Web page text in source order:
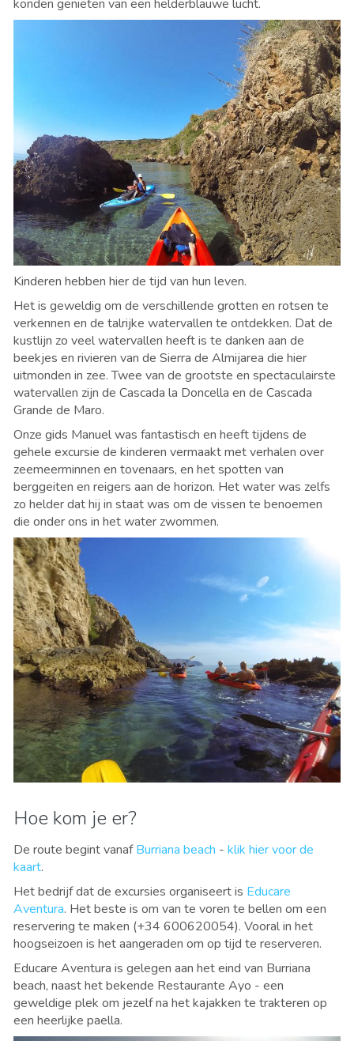
konden genieten van een helderblauwe lucht.
Kinderen hebben hier de tijd van hun leven.
Het is geweldig om de verschillende grotten en rotsen te
verkennen en de talrijke watervallen te ontdekken. Dat de
kustlijn zo veel watervallen heeft is te danken aan de
beekjes en rivieren van de Sierra de Almijarea die hier
uitmonden in zee. Twee van de grootste en spectaculairste
watervallen zijn de Cascada la Doncella en de Cascada
Grande de Maro.
Onze gids Manuel was fantastisch en heeft tijdens de
gehele excursie de kinderen vermaakt met verhalen over
zeemeerminnen en tovenaars, en het spotten van
berggeiten en reigers aan de horizon. Het water was zelfs
zo helder dat hij in staat was om de vissen te benoemen
die onder ons in het water zwommen.
Hoe kom je er?
De route begint vanafBurriana beach - klik hier voor de
kaart.
Het bedrijf dat de excursies organiseert is Educare
Aventura. Het beste is om van te voren te bellen om een
reservering te maken (+34 600620054). Vooral in het
hoogseizoen is het aangeraden om op tijd te reserveren.
Educare Aventura is gelegen aan het eind van Burriana
beach, naast het bekende Restaurante Ayo - een
geweldige plek om jezelf na het kajakken te trakteren op
een heerlijke paella.